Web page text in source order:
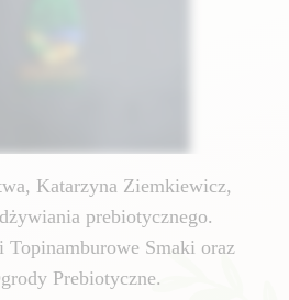
Katarzyna Ziemkiewicz,
prebiotycznego.
Topinamburowe Smaki oraz
Prebiotyczne.